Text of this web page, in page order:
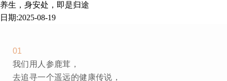
养生，身安处，即是归途
日期:2025-08-19
01
我们用人参鹿茸，
去追寻一个遥远的健康传说，